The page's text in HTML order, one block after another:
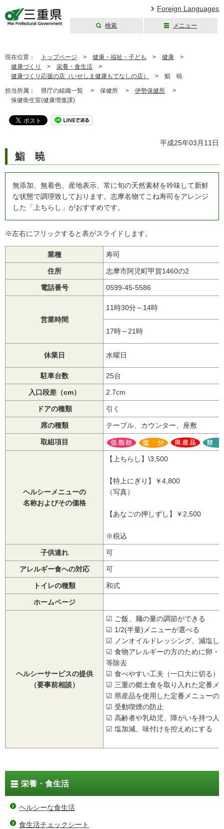
Foreign Languages
検索 メニュー
現在位置： トップページ > 健康・福祉・子ども > 健康 >
健康づくり
> 栄養・食生活 >
健康づくり応援の店（いせしま健康もてなしの店）
> 鮨 暁
担当所属： 県庁の組織一覧 > 保健所 > 伊勢保健所 >
保健衛生室(健康増進課)
平成25年03月11日
鮨 暁
無添加、無着色、産地表示、常に旬の天然素材を吟味して新鮮
な状態で調理致しております。志摩名物てこね寿司をアレンジ
した「上ちらし」がおすすめです。
※左右にフリックすると表がスライドします。
業種 寿司
住所 志摩市阿児町甲賀1460の2
電話番号 0599‐45‐5586
営業時間
11時30分～14時
17時～21時
休業日 水曜日
駐車台数 25台
入口段差（cm） 2.7cm
ドアの種類 引く
席の種類 テーブル、カウンター、座敷
取組項目
ヘルシーメニューの
名称およびその価格
【上ちらし】\3,500
【特上にぎり】￥4,800
（写真）
【あなごの押しずし】￥2,500
※税込
子供連れ 可
アレルギー食への対応 可
トイレの種類 和式
ホームページ
ヘルシーサービスの提供
（要事前相談）
☑ ご飯、麺の量の調節ができる
☑ 1/2(半量)メニューが選べる
☑ ノンオイルドレッシング、減塩し
☑ 食物アレルギーの方のために卵・
等除去
☑ 食べやすい工夫（一口大に切る）
☑ 三重の郷土食を取り入れた定番メ
☑ 県産品を使用した定番メニューの
☑ 受動喫煙の防止
☑ 高齢者や乳幼児、障がいを持つ人
☑ 塩加減、味付けを控えめにする
栄養・食生活
ヘルシーな食生活
食生活チェックシート